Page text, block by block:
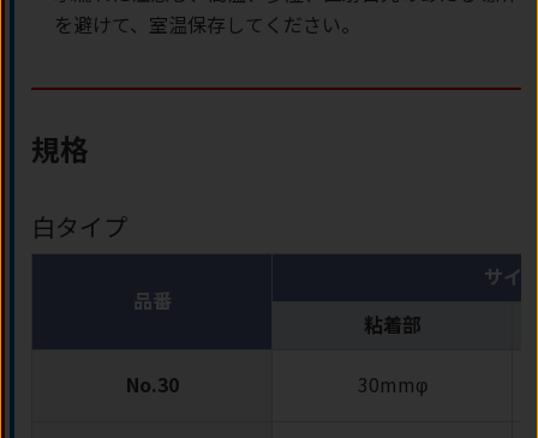
を避けて、室温保存してください。
規格
白タイプ
品番
サイ
粘着部
No.30 30mmφ